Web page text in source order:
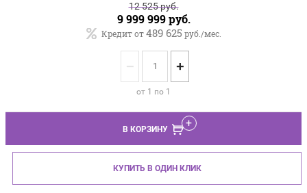
12 525руб.
9 999 999руб.
Кредит от 489 625 руб./мес.
− +
от 1 по 1
В КОРЗИНУ
КУПИТЬ В ОДИН КЛИК